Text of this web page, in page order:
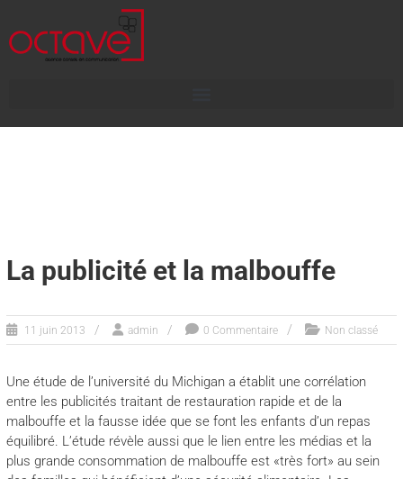
La publicité et la malbouffe
11 juin 2013 admin 0 Commentaire Non classé
Une étude de l’université du Michigan a établit une corrélation
entre les publicités traitant de restauration rapide et de la
malbouffe et la fausse idée que se font les enfants d’un repas
équilibré. L’étude révèle aussi que le lien entre les médias et la
plus grande consommation de malbouffe est «très fort» au sein